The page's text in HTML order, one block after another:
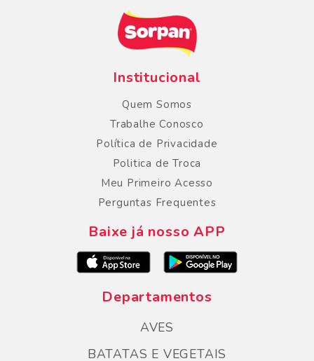
Institucional
Quem Somos
Trabalhe Conosco
Política de Privacidade
Politica de Troca
Meu Primeiro Acesso
Perguntas Frequentes
Baixe já nosso APP
Departamentos
AVES
BATATAS E VEGETAIS